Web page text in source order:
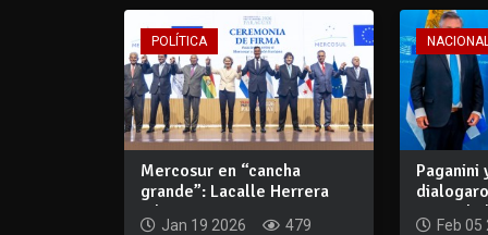
POLÍTICA
Mercosur en “cancha
grande”: Lacalle Herrera
advierte que si...
Jan 19 2026
479
Paganini
Feb 05